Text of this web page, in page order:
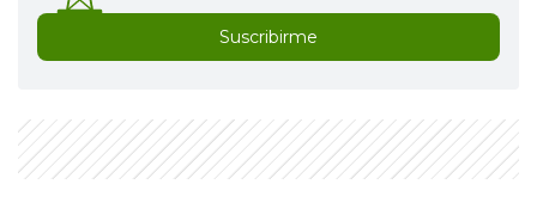
Suscribirme